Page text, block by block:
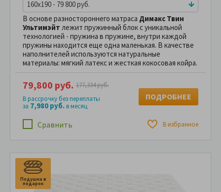
160x190 - 79 800 руб.
В основе разностороннего матраса Димакс Твин
Ультимэйт лежит пружинный блок с уникальной
технологией - пружина в пружине, внутри каждой
пружины находится еще одна маленькая. В качестве
наполнителей используются натуральные
материалы: мягкий латекс и жесткая кокосовая койра.
Сравнить В избранное
79,800 руб. 177,334 руб.
В рассрочку без переплаты
за 7,980 руб.в месяц
ПОДРОБНЕЕ
Подушка в
подарок